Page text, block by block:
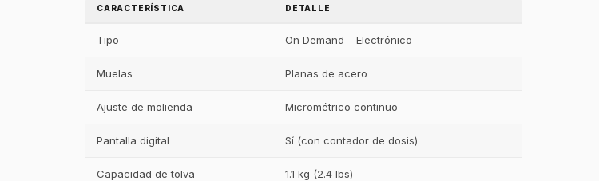
CARACTERÍSTICA DETALLE
Tipo On Demand – Electrónico
Muelas Planas de acero
Ajuste de molienda Micrométrico continuo
Pantalla digital Sí (con contador de dosis)
Capacidad de tolva 1.1 kg (2.4 lbs)